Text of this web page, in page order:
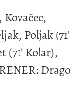
Kovačec,
Poljak (71'
(71' Kolar),
Drago